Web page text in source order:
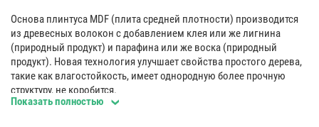
Основа плинтуса MDF (плита средней плотности) производится
из древесных волокон с добавлением клея или же лигнина
(природный продукт) и парафина или же воска (природный
продукт). Новая технология улучшает свойства простого дерева,
такие как влагостойкость, имеет однородную более прочную
структуру, не коробится.
Показать полностью